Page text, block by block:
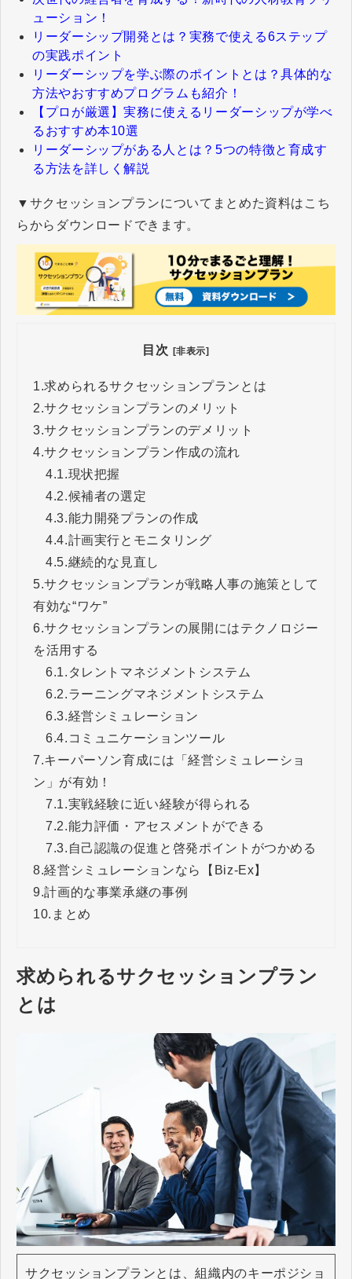
ューション！
リーダーシップ開発とは？実務で使える6ステップ
の実践ポイント
リーダーシップを学ぶ際のポイントとは？具体的な
方法やおすすめプログラムも紹介！
【プロが厳選】実務に使えるリーダーシップが学べ
るおすすめ本10選
リーダーシップがある人とは？5つの特徴と育成す
る方法を詳しく解説
▼サクセッションプランについてまとめた資料はこち
らからダウンロードできます。
目次 [非表示]
1.求められるサクセッションプランとは
2.サクセッションプランのメリット
3.サクセッションプランのデメリット
4.サクセッションプラン作成の流れ
4.1.現状把握
4.2.候補者の選定
4.3.能力開発プランの作成
4.4.計画実行とモニタリング
4.5.継続的な見直し
5.サクセッションプランが戦略人事の施策として
有効な“ワケ”
6.サクセッションプランの展開にはテクノロジー
を活用する
6.1. タレントマネジメントシステム
6.2.ラーニングマネジメントシステム
6.3.経営シミュレーション
6.4. コミュニケーションツール
7.キーパーソン育成には「経営シミュレーショ
ン」が有効！
7.1.実戦経験に近い経験が得られる
7.2.能力評価・アセスメントができる
7.3. 自己認識の促進と啓発ポイントがつかめる
8.経営シミュレーションなら【Biz-Ex】
9.計画的な事業承継の事例
10. まとめ
求められるサクセッションプラン
とは
サクセッションプランとは、組織内のキーポジショ